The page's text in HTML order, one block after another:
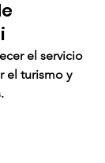
el servicio
el turismo y